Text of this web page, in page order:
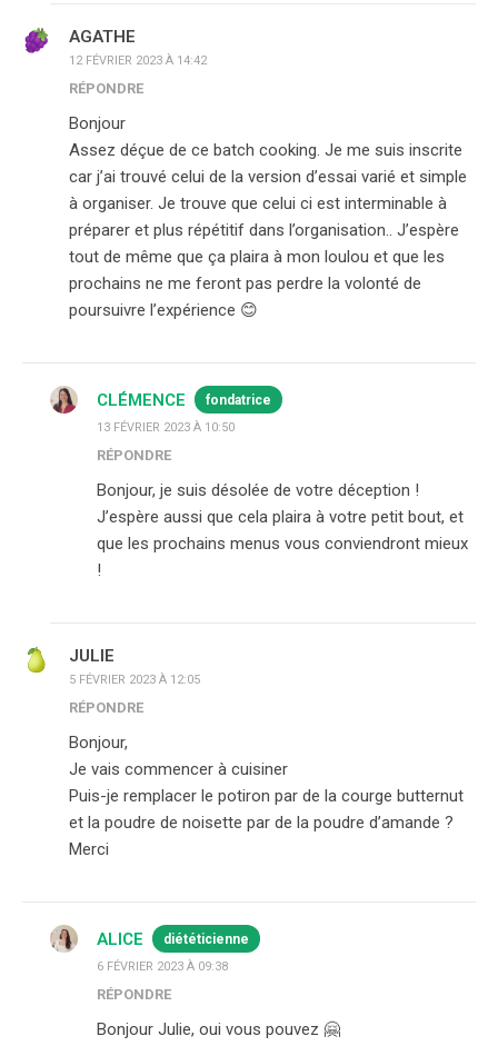
AGATHE
12 FÉVRIER 2023 À 14:42
RÉPONDRE
Bonjour
Assez déçue de ce batch cooking. Je me suis inscrite
car j’ai trouvé celui de la version d’essai varié et simple
à organiser. Je trouve que celui ci est interminable à
préparer et plus répétitif dans l’organisation.. J’espère
tout de même que ça plaira à mon loulou et que les
prochains ne me feront pas perdre la volonté de
poursuivre l’expérience 😊
CLÉMENCE fondatrice
13 FÉVRIER 2023 À 10:50
RÉPONDRE
Bonjour, je suis désolée de votre déception !
J’espère aussi que cela plaira à votre petit bout, et
que les prochains menus vous conviendront mieux
!
JULIE
5 FÉVRIER 2023 À 12:05
RÉPONDRE
Bonjour,
Je vais commencer à cuisiner
Puis-je remplacer le potiron par de la courge butternut
et la poudre de noisette par de la poudre d’amande ?
Merci
ALICE diététicienne
6 FÉVRIER 2023 À 09:38
RÉPONDRE
Bonjour Julie, oui vous pouvez 🤗